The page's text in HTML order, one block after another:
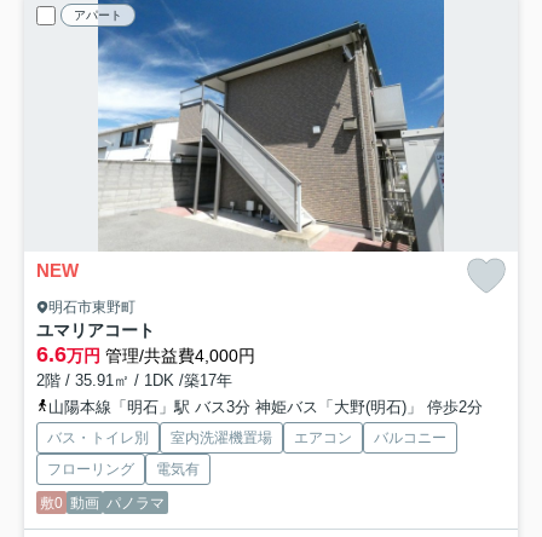
アパート
NEW
明石市東野町
ユマリアコート
6.6万円 管理/共益費4,000円
2階 / 35.91㎡ / 1DK /築17年
山陽本線「明石」駅 バス3分 神姫バス「大野(明石)」 停歩2分
バス・トイレ別 室内洗濯機置場 エアコン
バルコニー
フローリング
電気有
敷0 動画 パノラマ